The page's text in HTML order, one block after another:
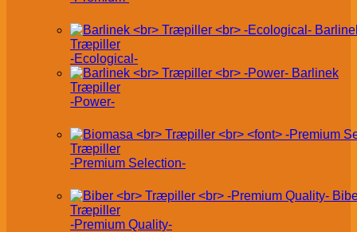
Træpiller
-Ecological-
Barlinek
Træpiller
-Power-
Træpiller
-Premium Selection-
Træpiller
-Premium Quality-